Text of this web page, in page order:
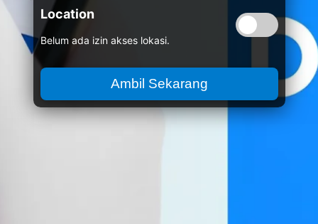
Location
Belum ada izin akses lokasi.
Ambil Sekarang